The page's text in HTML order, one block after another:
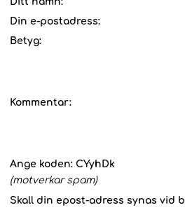
Din e-postadress:
Betyg:
Kommentar:
Ange koden: CYyhDk
(motverkar spam)
Skall din epost-adress synas vid